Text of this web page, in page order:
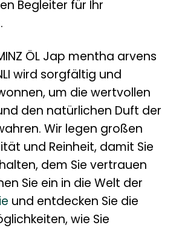
Begleiter für Ihr
ÖL Jap mentha arvens
wird sorgfältig und
um die wertvollen
den natürlichen Duft der
Wir legen großen
und Reinheit, damit Sie
dem Sie vertrauen
Sie ein in die Welt der
und entdecken Sie die
wie Sie